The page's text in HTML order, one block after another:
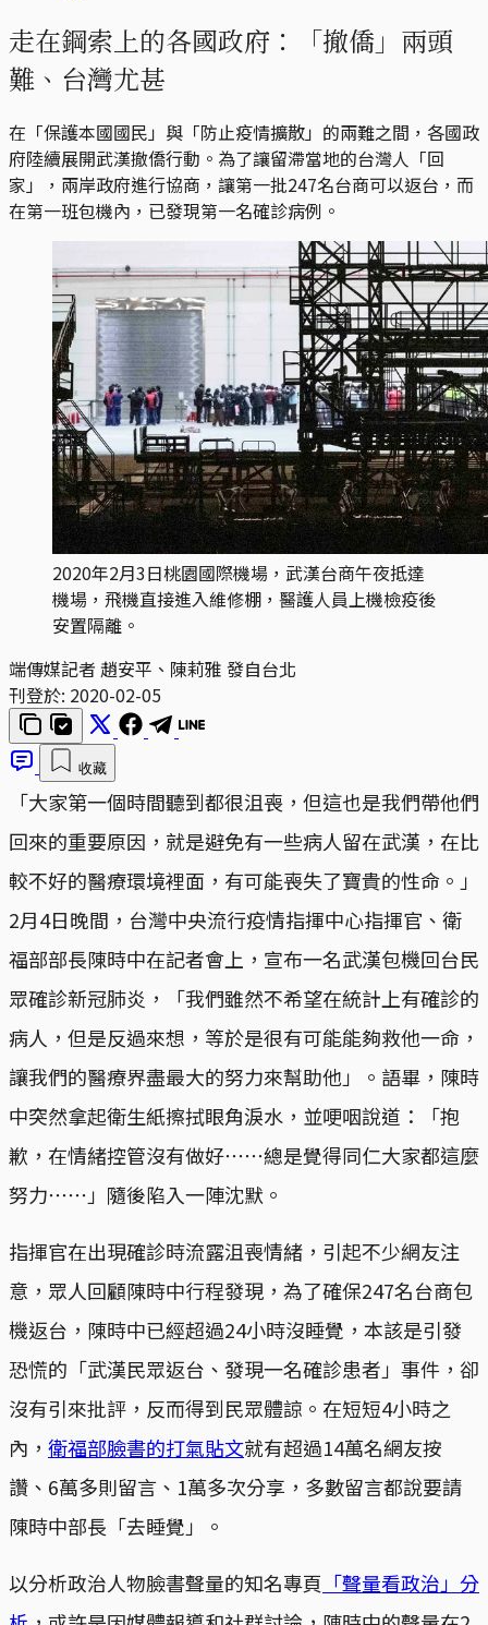
走在鋼索上的各國政府：「撤僑」兩頭
難、台灣尤甚
在「保護本國國民」與「防止疫情擴散」的兩難之間，各國政
府陸續展開武漢撤僑行動。為了讓留滯當地的台灣人「回
家」，兩岸政府進行協商，讓第一批247名台商可以返台，而
在第一班包機內，已發現第一名確診病例。
2020年2月3日桃園國際機場，武漢台商午夜抵達
機場，飛機直接進入維修棚，醫護人員上機檢疫後
安置隔離。
端傳媒記者 趙安平、陳莉雅 發自台北
刊登於: 2020-02-05
收藏
「大家第一個時間聽到都很沮喪，但這也是我們帶他們
回來的重要原因，就是避免有一些病人留在武漢，在比
較不好的醫療環境裡面，有可能喪失了寶貴的性命。」
2月4日晚間，台灣中央流行疫情指揮中心指揮官、衛
福部部長陳時中在記者會上，宣布一名武漢包機回台民
眾確診新冠肺炎，「我們雖然不希望在統計上有確診的
病人，但是反過來想，等於是很有可能能夠救他一命，
讓我們的醫療界盡最大的努力來幫助他」。語畢，陳時
中突然拿起衛生紙擦拭眼角淚水，並哽咽說道：「抱
歉，在情緒控管沒有做好⋯⋯總是覺得同仁大家都這麼
努力⋯⋯」隨後陷入一陣沈默。
指揮官在出現確診時流露沮喪情緒，引起不少網友注
意，眾人回顧陳時中行程發現，為了確保247名台商包
機返台，陳時中已經超過24小時沒睡覺，本該是引發
恐慌的「武漢民眾返台、發現一名確診患者」事件，卻
沒有引來批評，反而得到民眾體諒。在短短4小時之
內， 衛福部臉書的打氣貼文就有超過14萬名網友按
讚、6萬多則留言、1萬多次分享，多數留言都說要請
陳時中部長「去睡覺」。
以分析政治人物臉書聲量的知名專頁 「聲量看政治」分